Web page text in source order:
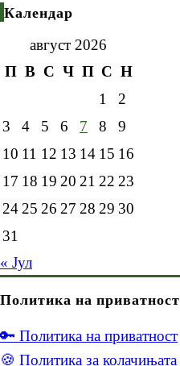
Календар
август 2026
П В С Ч П С Н
1
2
3
4 5 6 7 8
9
10 11 12 13 14 15 16
17 18 19 20 21 22 23
2425 26 27 28 29 30
31
« Јул
Политика на приватност
🔑 Политика на приватност
🍪 Политика за колачињата